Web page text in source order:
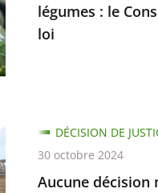
légumes : le
loi
Aucune décision
DÉCISION DE
30 octobre 2024